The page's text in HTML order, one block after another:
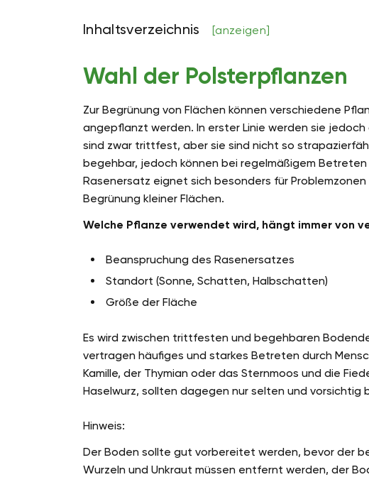
Inhaltsverzeichnis [anzeigen]
Wahl der Polsterpflanzen
Zur Begrünung von Flächen können verschiedene
angepflanzt werden. In erster Linie werden sie
sind zwar trittfest, aber sie sind nicht so
begehbar, jedoch können bei regelmäßigem
Rasenersatz eignet sich besonders für
Begrünung kleiner Flächen.
Welche Pflanze verwendet wird, hängt immer von
Beanspruchung des Rasenersatzes
Standort (Sonne, Schatten, Halbschatten)
Größe der Fläche
Es wird zwischen trittfesten und begehbaren
vertragen häufiges und starkes Betreten durch
Kamille, der Thymian oder das Sternmoos und die
Haselwurz, sollten dagegen nur selten und vorsichtig
Hinweis:
Der Boden sollte gut vorbereitet werden, bevor der
Wurzeln und Unkraut müssen entfernt werden, der